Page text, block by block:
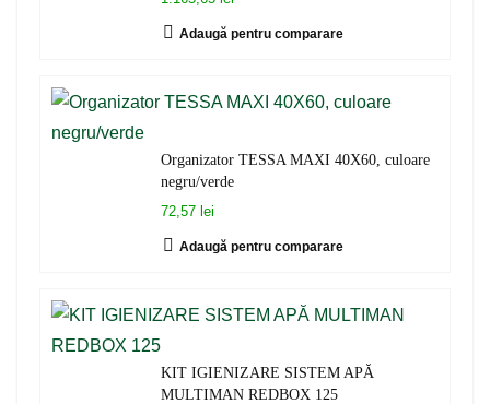
Adaugă pentru comparare
Organizator TESSA MAXI 40X60, culoare
negru/verde
72,57 lei
Adaugă pentru comparare
KIT IGIENIZARE SISTEM APĂ
MULTIMAN REDBOX 125